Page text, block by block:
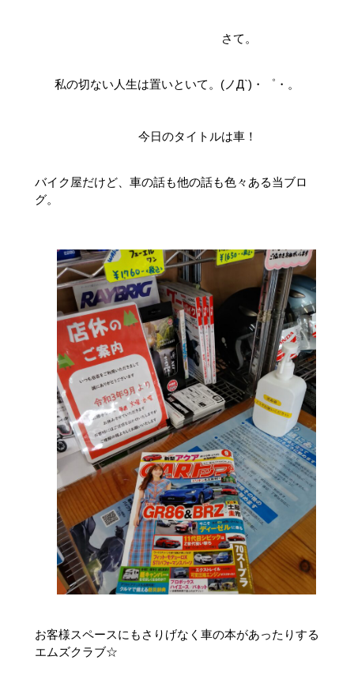
さて。
私の切ない人生は置いといて。(ノД`)・゜・。
今日のタイトルは車！
バイク屋だけど、車の話も他の話も色々ある当ブロ
グ。
お客様スペースにもさりげなく車の本があったりする
エムズクラブ☆